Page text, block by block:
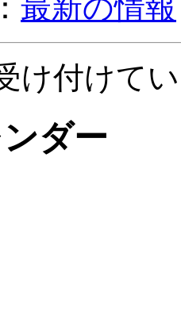
最新の情報
け付けて
ダー